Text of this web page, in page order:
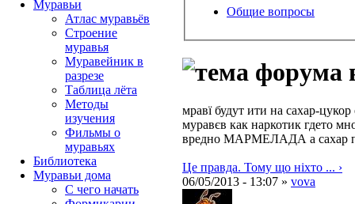
Общие вопросы
мравї будут ити на сахар-
муравєв как наркотик гдето
вредно МАРМЕЛАДА а сахар
Це правда. Тому що ніхто ... ›
06/05/2013 - 13:07 » vova
Муравьи
Атлас муравьёв
Строение
муравья
Муравейник в
разрезе
Таблица лёта
Методы
изучения
Фильмы о
муравьях
Библиотека
Муравьи дома
С чего начать